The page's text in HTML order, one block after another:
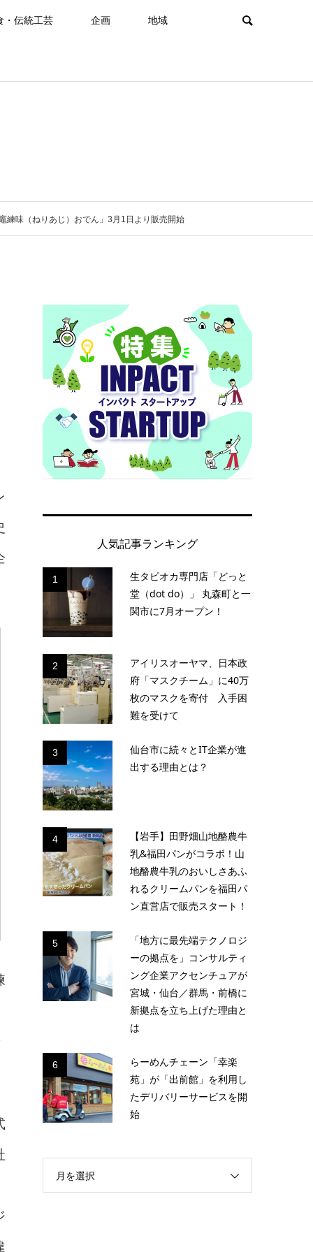
・伝統工芸 企画 地域
練味（ねりあじ）おでん」3月1日より販売開始
人気記事ランキング
1
生タピオカ専門店「どっと
堂（dot do）」 丸森町と一
関市に7月オープン！
2
アイリスオーヤマ、日本政
府「マスクチーム」に40万
枚のマスクを寄付 入手困
難を受けて
3
仙台市に続々とIT企業が進
出する理由とは？
4
【岩手】田野畑山地酪農牛
乳&福田パンがコラボ！山
地酪農牛乳のおいしさあふ
れるクリームパンを福田パ
ン直営店で販売スタート！
5
「地方に最先端テクノロジ
ーの拠点を」コンサルティ
ング企業アクセンチュアが
宮城・仙台／群馬・前橋に
新拠点を立ち上げた理由と
は
6
らーめんチェーン「幸楽
苑」が「出前館」を利用し
たデリバリーサービスを開
始
月を選択